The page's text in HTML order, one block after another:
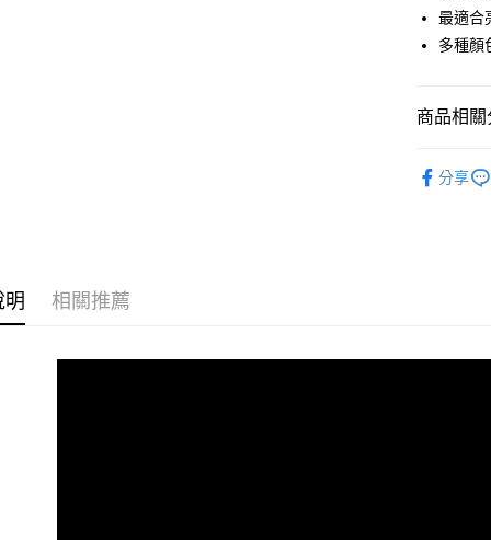
街口支付
悠遊付
最適合
多種顏
商品相關
分享
明 相關推薦